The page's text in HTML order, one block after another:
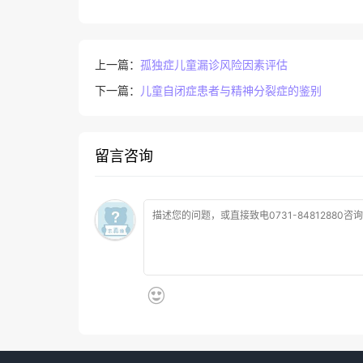
上一篇： 孤独症儿童漏诊风险因素评估
下一篇：
儿童自闭症患者与精神分裂症的鉴别
留言咨询